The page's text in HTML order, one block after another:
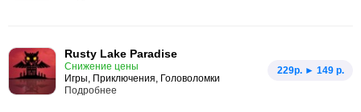
Rusty Lake Paradise
Снижение цены
Игры, Приключения, Головоломки
229p. ► 149 р.
Подробнее